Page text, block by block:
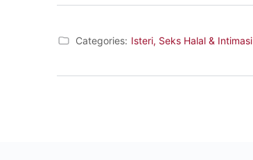
Categories: Isteri, Seks Halal & Intimasi